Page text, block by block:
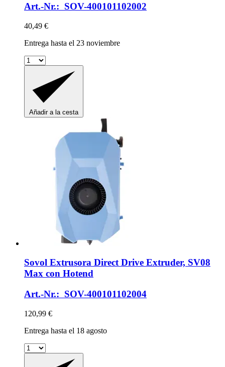
Art.-Nr.: SOV-400101102002
40,49 €
Entrega hasta el 23 noviembre
Añadir a la cesta
Sovol Extrusora Direct Drive Extruder, SV08
Max con Hotend
Art.-Nr.: SOV-400101102004
120,99 €
Entrega hasta el 18 agosto